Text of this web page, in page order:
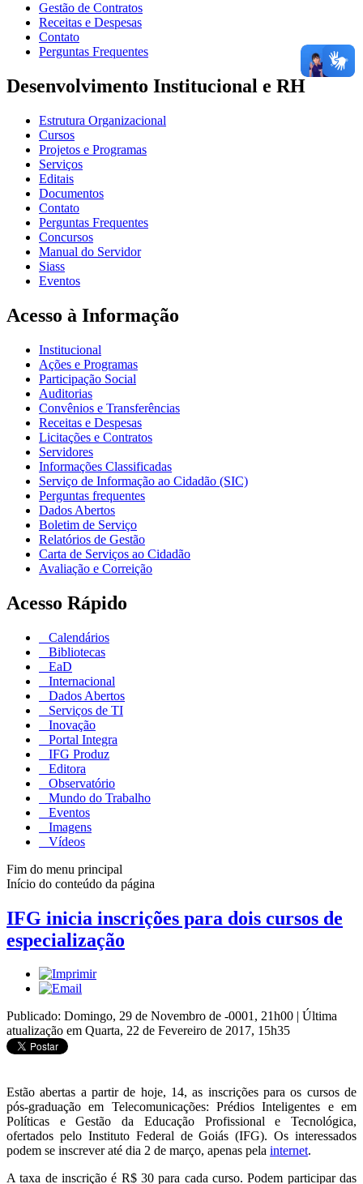
Gestão de Contratos
Receitas e Despesas
Contato
Perguntas Frequentes
Desenvolvimento Institucional e RH
Estrutura Organizacional
Cursos
Projetos e Programas
Serviços
Editais
Documentos
Contato
Perguntas Frequentes
Concursos
Manual do Servidor
Siass
Eventos
Acesso à Informação
Institucional
Ações e Programas
Participação Social
Auditorias
Convênios e Transferências
Receitas e Despesas
Licitações e Contratos
Servidores
Informações Classificadas
Serviço de Informação ao Cidadão (SIC)
Perguntas frequentes
Dados Abertos
Boletim de Serviço
Relatórios de Gestão
Carta de Serviços ao Cidadão
Avaliação e Correição
Acesso Rápido
Calendários
Bibliotecas
EaD
Internacional
Dados Abertos
Serviços de TI
Inovação
Portal Integra
IFG Produz
Editora
Observatório
Mundo do Trabalho
Eventos
Imagens
Vídeos
Fim do menu principal
Início do conteúdo da página
IFG inicia inscrições para dois cursos de
especialização
Publicado: Domingo, 29 de Novembro de -0001, 21h00 | Última
atualização em Quarta, 22 de Fevereiro de 2017, 15h35
Estão abertas a partir de hoje, 14, as inscrições para os cursos de
pós-graduação em Telecomunicações: Prédios Inteligentes e em
Políticas e Gestão da Educação Profissional e Tecnológica,
ofertados pelo Instituto Federal de Goiás (IFG). Os interessados
podem se inscrever até dia 2 de março, apenas pela internet.
A taxa de inscrição é R$ 30 para cada curso. Podem participar das